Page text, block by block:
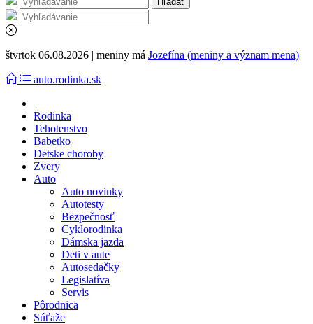
štvrtok 06.08.2026 | meniny má Jozefína (meniny a význam mena)
auto.rodinka.sk
Rodinka
Tehotenstvo
Babetko
Detske choroby
Zvery
Auto
Auto novinky
Autotesty
Bezpečnosť
Cyklorodinka
Dámska jazda
Deti v aute
Autosedačky
Legislatíva
Servis
Pôrodnica
Súťaže